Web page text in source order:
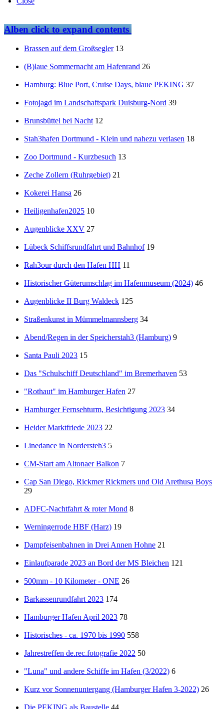
Albenclick to expand contents
Brassen auf dem Großsegler 13
(B)laue Sommernacht am Hafenrand 26
Hamburg: Blue Port, Cruise Days, blaue PEKING 37
Fotojagd im Landschaftspark Duisburg-Nord 39
Brunsbüttel bei Nacht 12
Stah3hafen Dortmund - Klein und nahezu verlasen 18
Zoo Dortmund - Kurzbesuch 13
Zeche Zollern (Ruhrgebiet) 21
Kokerei Hansa 26
Heiligenhafen2025 10
Augenblicke XXV 27
Lübeck Schiffsrundfahrt und Bahnhof 19
Rah3our durch den Hafen HH 11
Historischer Güterumschlag im Hafenmuseum (2024) 46
Augenblicke II Burg Waldeck 125
Straßenkunst in Mümmelmannsberg 34
Abend/Regen in der Speicherstah3 (Hamburg) 9
Santa Pauli 2023 15
Das "Schulschiff Deutschland" im Bremerhaven 53
"Rothaut" im Hamburger Hafen 27
Hamburger Fernsehturm, Besichtigung 2023 34
Heider Marktfriede 2023 22
Linedance in Nordersteh3 5
CM-Start am Altonaer Balkon 7
Cap San Diego, Rickmer Rickmers und Old Arethusa Boys
29
ADFC-Nachtfahrt & roter Mond 8
Werningerrode HBF (Harz) 19
Dampfeisenbahnen in Drei Annen Hohne 21
Einlaufparade 2023 an Bord der MS Bleichen 121
500mm - 10 Kilometer - ONE 26
Barkassenrundfahrt 2023 174
Hamburger Hafen April 2023 78
Historisches - ca. 1970 bis 1990 558
Jahrestreffen de.rec.fotografie 2022 50
"Luna" und andere Schiffe im Hafen (3/2022) 6
Kurz vor Sonnenuntergang (Hamburger Hafen 3-2022) 26